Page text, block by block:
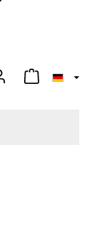
Warenkorb